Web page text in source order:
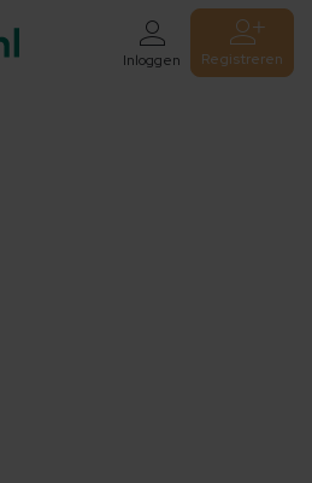
Inloggen Registreren